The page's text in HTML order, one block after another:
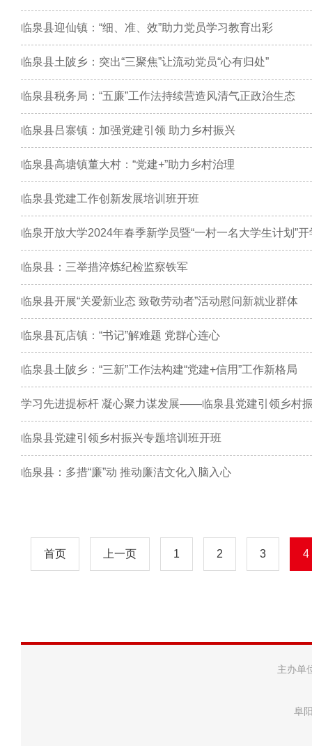
临泉县迎仙镇：“细、准、效”助力党员学习教育出彩
临泉县土陂乡：突出“三聚焦”让流动党员“心有归处”
临泉县税务局：“五廉”工作法持续营造风清气正政治生态
临泉县吕寨镇：加强党建引领 助力乡村振兴
临泉县高塘镇董大村：“党建+”助力乡村治理
临泉县党建工作创新发展培训班开班
临泉开放大学2024年春季新学员暨“一村一名大学生计划”
临泉县：三举措淬炼纪检监察铁军
临泉县开展“关爱新业态 致敬劳动者”活动慰问新就业群体
临泉县瓦店镇：“书记”解难题 党群心连心
临泉县土陂乡：“三新”工作法构建“党建+信用”工作新格局
学习先进提标杆 凝心聚力谋发展——临泉县党建引领乡村
临泉县党建引领乡村振兴专题培训班开班
临泉县：多措“廉”动 推动廉洁文化入脑入心
首页 上一页 1 2 3 4
主办单
阜